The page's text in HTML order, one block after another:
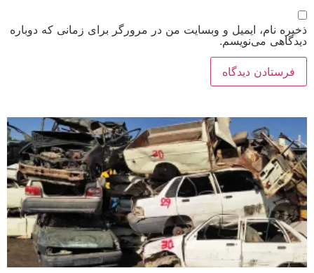
ذخیره نام، ایمیل و وبسایت من در مرورگر برای زمانی که دوباره
دیدگاهی می‌نویسم.